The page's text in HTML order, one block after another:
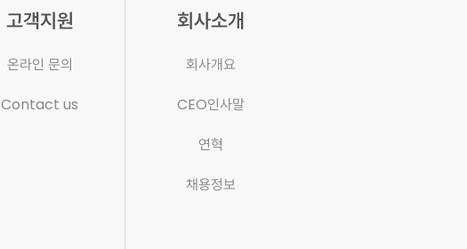
고객지원
온라인 문의
Contact us
회사소개
회사개요
CEO인사말
연혁
채용정보